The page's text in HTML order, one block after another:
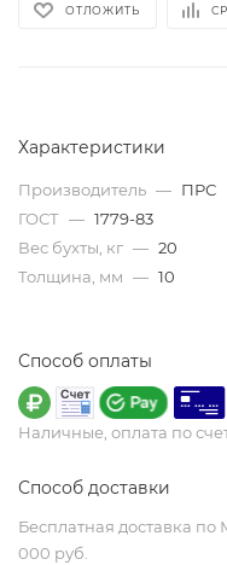
ОТЛОЖИТЬ
Характеристики
Производитель — ПРС
ГОСТ — 1779-83
Вес бухты, кг — 20
Толщина, мм — 10
Способ оплаты
Наличные, оплата по
Способ доставки
Бесплатная доставка
000 руб.